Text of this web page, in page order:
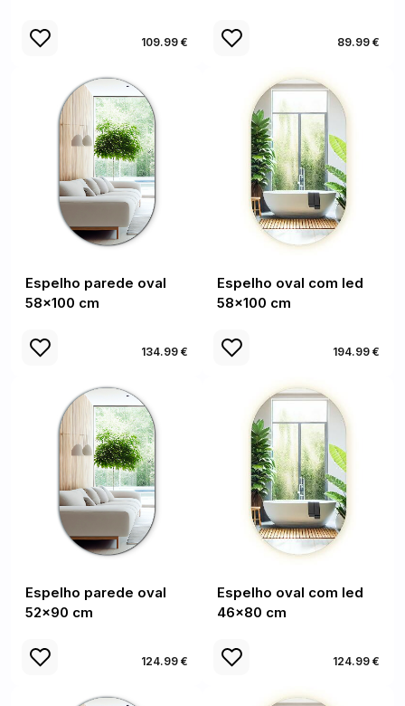
109.99 € 89.99 €
Espelho parede oval
58x100 cm
134.99 €
Espelho oval com led
58x100 cm
194.99 €
Espelho parede oval
52x90 cm
124.99 €
Espelho oval com led
46x80 cm
124.99 €